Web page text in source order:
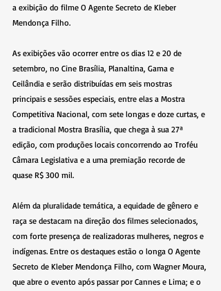
a exibição do filme O Agente Secreto de Kleber
Mendonça Filho.
As exibições vão ocorrer entre os dias 12 e 20 de
setembro, no Cine Brasília, Planaltina, Gama e
Ceilândia e serão distribuídas em seis mostras
principais e sessões especiais, entre elas a Mostra
Competitiva Nacional, com sete longas e doze curtas, e
a tradicional Mostra Brasília, que chega à sua 27ª
edição, com produções locais concorrendo ao Troféu
Câmara Legislativa e a uma premiação recorde de
quase R$ 300 mil.
Além da pluralidade temática, a equidade de gênero e
raça se destacam na direção dos filmes selecionados,
com forte presença de realizadoras mulheres, negros e
indígenas. Entre os destaques estão o longa O Agente
Secreto de Kleber Mendonça Filho, com Wagner Moura,
que abre o evento após passar por Cannes e Lima; e o